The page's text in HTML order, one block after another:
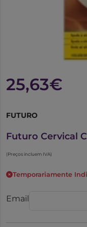
25,63€
FUTURO
Futuro Cervical
(Preços incluem IVA)
Temporariamente
Email